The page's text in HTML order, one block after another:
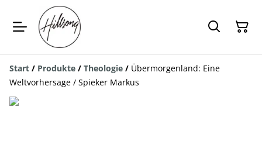
Start / Produkte / Theologie / Übermorgenland: Eine
Weltvorhersage / Spieker Markus